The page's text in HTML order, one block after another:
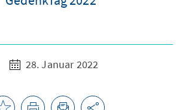
28. Januar 2022